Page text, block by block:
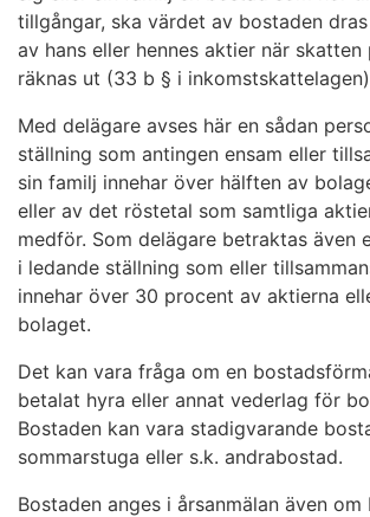
tillgångar, ska värdet av bostaden
av hans eller hennes aktier när
räknas ut (33 b § i
Med delägare avses här en sådan
ställning som antingen ensam eller
sin familj innehar över hälften av
eller av det röstetal som samtliga
medför. Som delägare betraktas även
i ledande ställning som eller
innehar över 30 procent av aktierna
bolaget.
Det kan vara fråga om en
betalat hyra eller annat vederlag för
Bostaden kan vara stadigvarande
sommarstuga eller s.k. andrabostad.
Bostaden anges i årsanmälan även